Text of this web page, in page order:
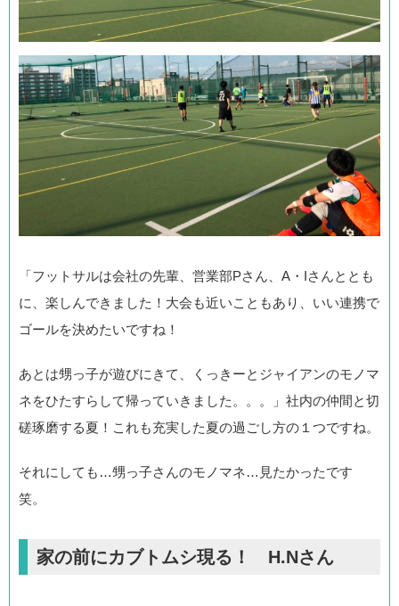
「フットサルは会社の先輩、営業部Pさん、A・Iさんととも
に、楽しんできました！大会も近いこともあり、いい連携で
ゴールを決めたいですね！
あとは甥っ子が遊びにきて、くっきーとジャイアンのモノマ
ネをひたすらして帰っていきました。。。」社内の仲間と切
磋琢磨する夏！これも充実した夏の過ごし方の１つですね。
それにしても…甥っ子さんのモノマネ…見たかったです
笑。
家の前にカブトムシ現る！ H.Nさん